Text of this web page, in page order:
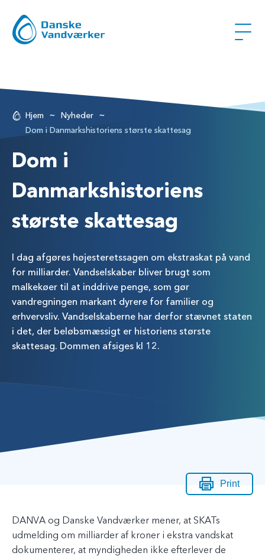
Hjem ~ Nyheder ~
Dom i Danmarkshistoriens største skattesag
Dom i
Danmarkshistoriens
største skattesag
I dag afgøres højesteretssagen om ekstraskat på vand
for milliarder. Vandselskaber bliver brugt som
malkekøer til at inddrive penge, som gør
vandregningen markant dyrere for familier og
erhvervsliv. Vandselskaberne har derfor stævnet staten
i det, der beløbsmæssigt er historiens største
skattesag. Dommen afsiges kl 12.
Print
DANVA og Danske Vandværker mener, at SKATs
udmelding om milliarder af kroner i ekstra vandskat
dokumenterer, at myndigheden ikke efterlever de